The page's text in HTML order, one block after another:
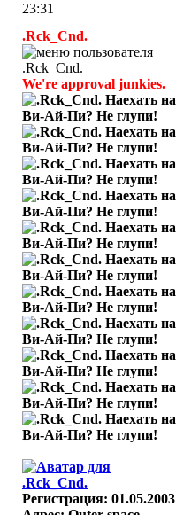
23:31
.Rck_Cnd.
We're approval junkies.
Регистрация: 01.05.2003